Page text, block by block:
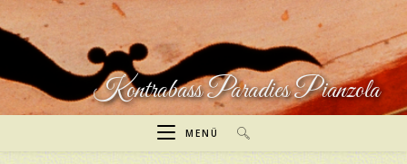
Inhalt
springen
Kontrabass Paradies Pianzola
MENÜ